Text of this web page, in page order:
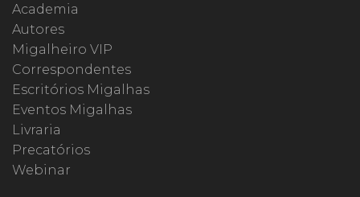
Academia
Autores
Migalheiro VIP
Correspondentes
Escritórios Migalhas
Eventos Migalhas
Livraria
Precatórios
Webinar